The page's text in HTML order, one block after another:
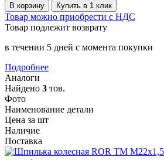
В корзину Купить в 1 клик
Товар можно приобрести с НДС
Товар подлежит возврату
в течении 5 дней с момента покупки
Подробнее
Аналоги
Найдено 3 тов.
Фото
Наименование детали
Цена за шт
Наличие
Поставка